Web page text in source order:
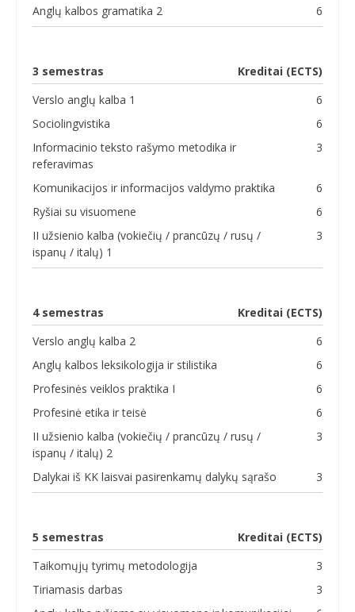
Anglų kalbos gramatika 2
6
3 semestras
Kreditai (ECTS)
Verslo anglų kalba 1
6
Sociolingvistika
6
Informacinio teksto rašymo metodika ir
referavimas
3
Komunikacijos ir informacijos valdymo praktika
6
Ryšiai su visuomene
6
II užsienio kalba (vokiečių / prancūzų / rusų /
ispanų / italų) 1
3
4 semestras
Kreditai (ECTS)
Verslo anglų kalba 2
6
Anglų kalbos leksikologija ir stilistika
6
Profesinės veiklos praktika I
6
Profesinė etika ir teisė
6
II užsienio kalba (vokiečių / prancūzų / rusų /
ispanų / italų) 2
3
Dalykai iš KK laisvai pasirenkamų dalykų sąrašo 3
5 semestras
Kreditai (ECTS)
Taikomųjų tyrimų metodologija
3
Tiriamasis darbas
3